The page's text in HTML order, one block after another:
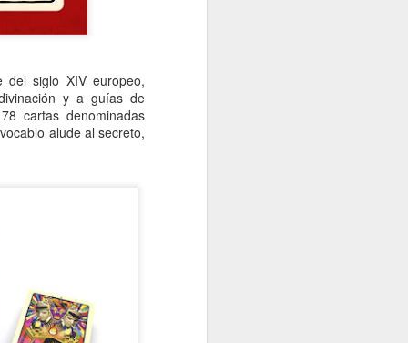
del siglo XIV europeo,
y a guías de
cartas denominadas
alude al secreto,